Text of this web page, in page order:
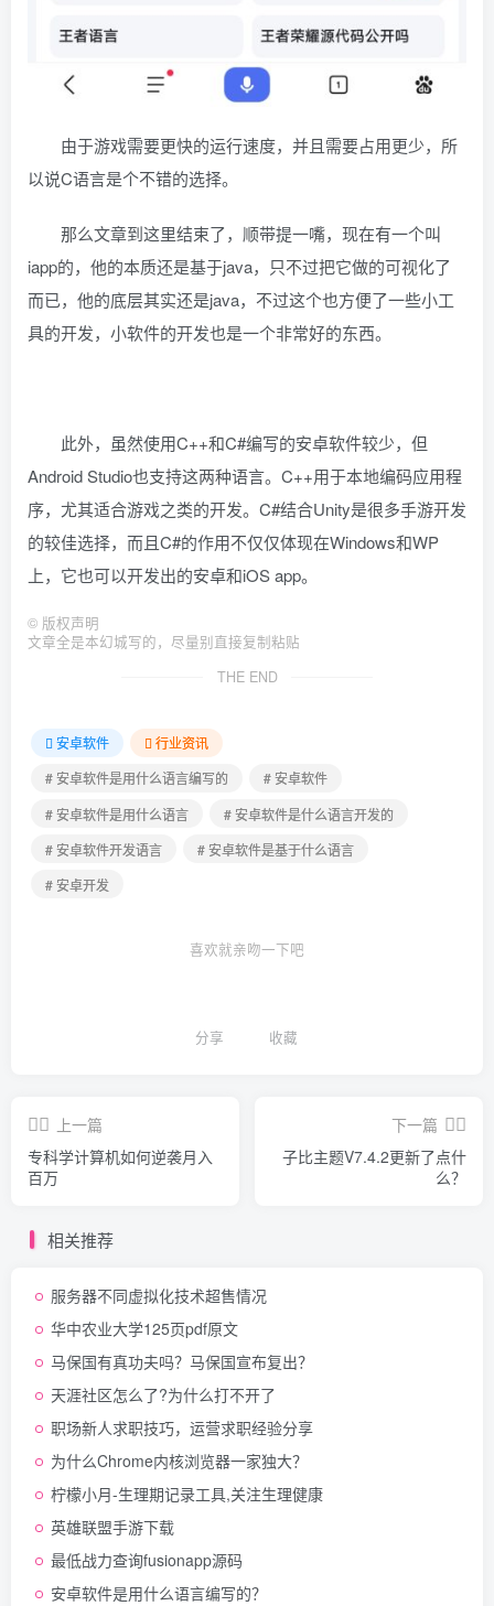
由于游戏需要更快的运行速度，并且需要占用更少，所
以说C语言是个不错的选择。
那么文章到这里结束了，顺带提一嘴，现在有一个叫
iapp的，他的本质还是基于java，只不过把它做的可视化了
而已，他的底层其实还是java，不过这个也方便了一些小工
具的开发，小软件的开发也是一个非常好的东西。
此外，虽然使用C++和C#编写的安卓软件较少，但
Android Studio也支持这两种语言。C++用于本地编码应用程
序，尤其适合游戏之类的开发。C#结合Unity是很多手游开发
的较佳选择，而且C#的作用不仅仅体现在Windows和WP
上，它也可以开发出的安卓和iOS app。
© 版权声明
文章全是本幻城写的，尽量别直接复制粘贴
THE END
安卓软件
行业资讯
# 安卓软件是用什么语言编写的
# 安卓软件
# 安卓软件是用什么语言
# 安卓软件是什么语言开发的
# 安卓软件开发语言
# 安卓软件是基于什么语言
# 安卓开发
喜欢就亲吻一下吧
分享 收藏
上一篇
专科学计算机如何逆袭月入
百万
下一篇
子比主题V7.4.2更新了点什
么？
相关推荐
服务器不同虚拟化技术超售情况
华中农业大学125页pdf原文
马保国有真功夫吗？马保国宣布复出？
天涯社区怎么了?为什么打不开了
职场新人求职技巧，运营求职经验分享
为什么Chrome内核浏览器一家独大？
柠檬小月-生理期记录工具,关注生理健康
英雄联盟手游下载
最低战力查询fusionapp源码
安卓软件是用什么语言编写的？